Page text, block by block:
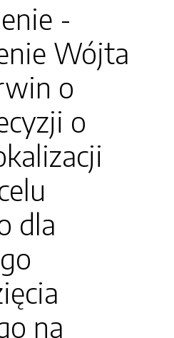
-
Wójta
o
o
dla
na